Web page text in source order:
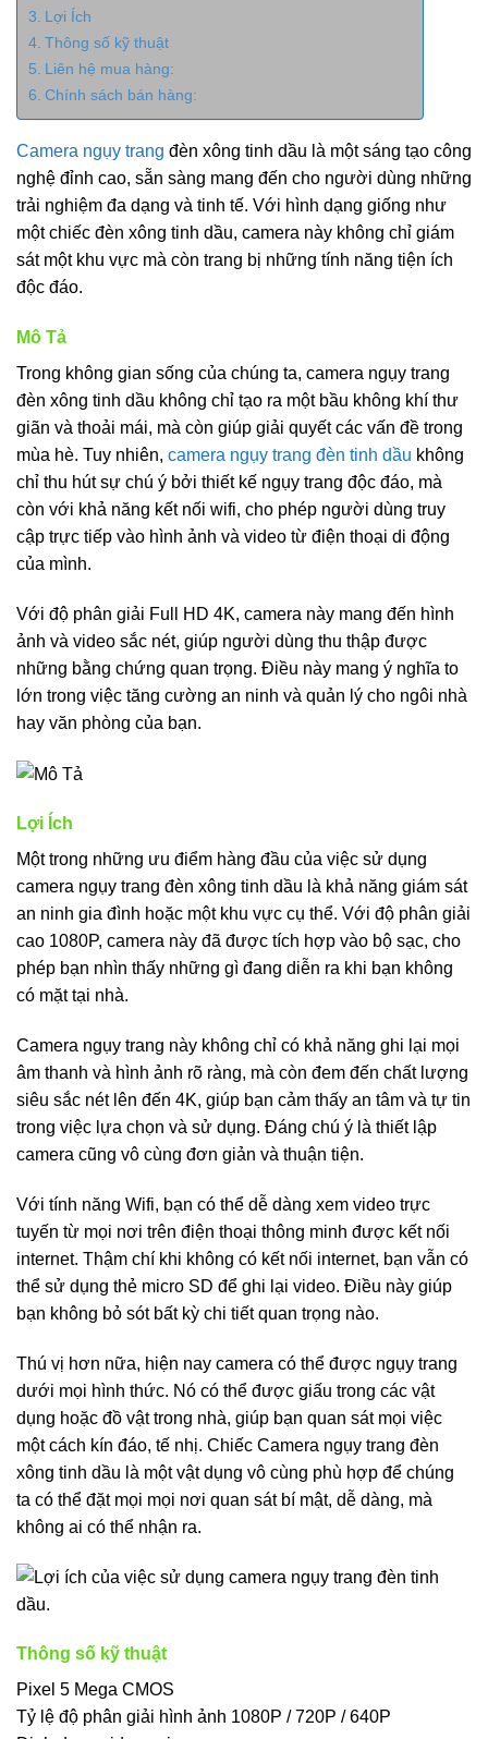
Lợi Ích
Thông số kỹ thuật
Liên hệ mua hàng:
Chính sách bán hàng:
Camera ngụy trang đèn xông tinh dầu là một sáng tạo công
nghệ đỉnh cao, sẵn sàng mang đến cho người dùng những
trải nghiệm đa dạng và tinh tế. Với hình dạng giống như
một chiếc đèn xông tinh dầu, camera này không chỉ giám
sát một khu vực mà còn trang bị những tính năng tiện ích
độc đáo.
Mô Tả
Trong không gian sống của chúng ta, camera ngụy trang
đèn xông tinh dầu không chỉ tạo ra một bầu không khí thư
giãn và thoải mái, mà còn giúp giải quyết các vấn đề trong
mùa hè. Tuy nhiên, camera ngụy trang đèn tinh dầu không
chỉ thu hút sự chú ý bởi thiết kế ngụy trang độc đáo, mà
còn với khả năng kết nối wifi, cho phép người dùng truy
cập trực tiếp vào hình ảnh và video từ điện thoại di động
của mình.
Với độ phân giải Full HD 4K, camera này mang đến hình
ảnh và video sắc nét, giúp người dùng thu thập được
những bằng chứng quan trọng. Điều này mang ý nghĩa to
lớn trong việc tăng cường an ninh và quản lý cho ngôi nhà
hay văn phòng của bạn.
Lợi Ích
Một trong những ưu điểm hàng đầu của việc sử dụng
camera ngụy trang đèn xông tinh dầu là khả năng giám sát
an ninh gia đình hoặc một khu vực cụ thể. Với độ phân giải
cao 1080P, camera này đã được tích hợp vào bộ sạc, cho
phép bạn nhìn thấy những gì đang diễn ra khi bạn không
có mặt tại nhà.
Camera ngụy trang này không chỉ có khả năng ghi lại mọi
âm thanh và hình ảnh rõ ràng, mà còn đem đến chất lượng
siêu sắc nét lên đến 4K, giúp bạn cảm thấy an tâm và tự tin
trong việc lựa chọn và sử dụng. Đáng chú ý là thiết lập
camera cũng vô cùng đơn giản và thuận tiện.
Với tính năng Wifi, bạn có thể dễ dàng xem video trực
tuyến từ mọi nơi trên điện thoại thông minh được kết nối
internet. Thậm chí khi không có kết nối internet, bạn vẫn có
thể sử dụng thẻ micro SD để ghi lại video. Điều này giúp
bạn không bỏ sót bất kỳ chi tiết quan trọng nào.
Thú vị hơn nữa, hiện nay camera có thể được ngụy trang
dưới mọi hình thức. Nó có thể được giấu trong các vật
dụng hoặc đồ vật trong nhà, giúp bạn quan sát mọi việc
một cách kín đáo, tế nhị. Chiếc Camera ngụy trang đèn
xông tinh dầu là một vật dụng vô cùng phù hợp để chúng
ta có thể đặt mọi mọi nơi quan sát bí mật, dễ dàng, mà
không ai có thể nhận ra.
Thông số kỹ thuật
Pixel 5 Mega CMOS
Tỷ lệ độ phân giải hình ảnh 1080P / 720P / 640P